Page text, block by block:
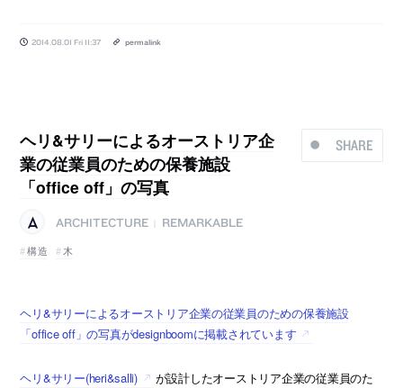
2014.08.01 Fri 11:37 permalink
SHARE
ヘリ&サリーによるオーストリア企
業の従業員のための保養施設
「office off」の写真
ARCHITECTURE
REMARKABLE
構造
木
ヘリ&サリーによるオーストリア企業の従業員のための保養施設
「office off」の写真がdesignboomに掲載されています
ヘリ&サリー(heri&salli)
が設計したオーストリア企業の従業員のた